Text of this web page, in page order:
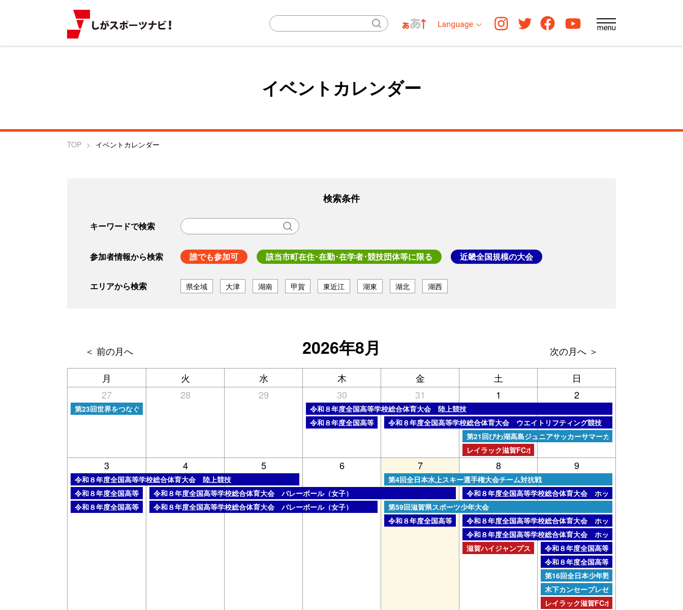
イベントカレンダー
TOP イベントカレンダー
検索条件
キーワードで検索
参加者情報から検索 誰でも参加可 該当市町在住･在勤･在学者･競技団体等に限る 近畿全国規模の大会
エリアから検索 県全域 大津 湖南 甲賀 東近江 湖東 湖北 湖西
2026年8月
月 火 水 木 金 土
日
27
28 29 30 31 1 2
月曜日, 7月 27th 2026
第23回世界をつなぐ国際子どもサマーキャンプ 木曜日, 7月 30th 2026
令和８年度全国高等学校総合体育大会 陸上競技
木曜日, 7月 30th 2026
令和８年度全国高等学校総合体育大会 ウエイトリフティング競技種目別開会式
金曜日, 7月 31st 2026
令和８年度全国高等学校総合体育大会 ウエイトリフティング競技
土曜日, 8月 1st 2026
第21回びわ湖高島ジュニアサッカーサマーカーニバル
土曜日, 8月 1st 2026
レイラック滋賀FCホームゲーム（男子サッカー）
3 4 5 6 7 8 9
木曜日, 7月 30th 2026
令和８年度全国高等学校総合体育大会 陸上競技 金曜日, 8月 7th 2026
第4回全日本水上スキー選手権大会チーム対抗戦
金曜日, 7月 31st 2026
令和８年度全国高等学校総合体育大会 ウエイトリフティング競技
火曜日, 8月 4th 2026
令和８年度全国高等学校総合体育大会 バレーボール（女子） 土曜日, 8月 8th 2026
令和８年度全国高等学校総合体育大会 ホッケー競技
月曜日, 8月 3rd 2026
令和８年度全国高等学校総合体育大会 総合開会式
火曜日, 8月 4th 2026
令和８年度全国高等学校総合体育大会 バレーボール（女子） 金曜日, 8月 7th 2026
第59回滋賀県スポーツ少年大会
金曜日, 8月 7th 2026
令和８年度全国高等学校総合体育大会 ホッケー競技種目別開会式
土曜日, 8月 8th 2026
令和８年度全国高等学校総合体育大会 ホッケー競技
土曜日, 8月 8th 2026
令和８年度全国高等学校総合体育大会 ホッケー競技
土曜日, 8月 8th 2026
滋賀ハイジャンプス ホームゲーム（男子野球）
日曜日, 8月 9th 2026
令和８年度全国高等学校総合体育大会 フ
日曜日, 8月 9th 2026
令和８年度全国高等学校総合体育大会 ロ
日曜日, 8月 9th 2026
第16回全日本少年野球軟式野球クラブチ
日曜日, 8月 9th 2026
木下カンセープレゼンツ サマーカップ
日曜日, 8月 9th 2026
レイラック滋賀FCホームゲーム（男子サ